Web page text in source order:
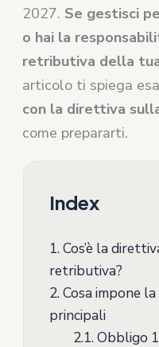
2027. Se gestisci
o hai la
retributiva della
articolo ti spiega
con la direttiva
come prepararti.
Index
1.Cos’è la
retributiva?
2.Cosa impone
principali
2.1.Obbligo